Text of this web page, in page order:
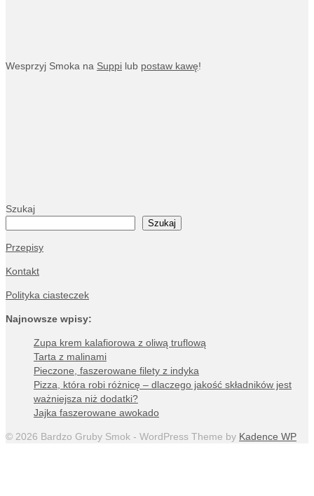
Wesprzyj Smoka na Suppi lub postaw kawę!
Szukaj
Szukaj
Przepisy
Kontakt
Polityka ciasteczek
Najnowsze wpisy:
Zupa krem kalafiorowa z oliwą truflową
Tarta z malinami
Pieczone, faszerowane filety z indyka
Pizza, która robi różnicę – dlaczego jakość składników jest
ważniejsza niż dodatki?
Jajka faszerowane awokado
© 2026 Bardzo Gruby Smok - WordPress Theme by Kadence WP